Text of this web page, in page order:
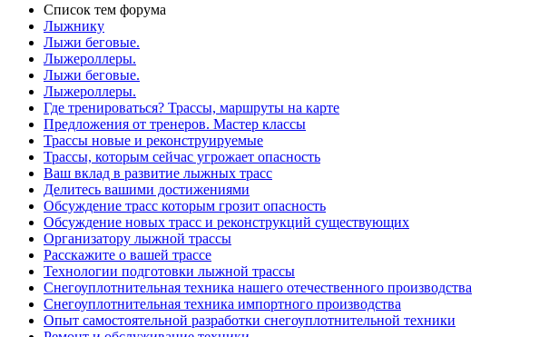
Список тем форума
Лыжнику
Лыжи беговые.
Лыжероллеры.
Лыжи беговые.
Лыжероллеры.
Где тренироваться? Трассы, маршруты на карте
Предложения от тренеров. Мастер классы
Трассы новые и реконструируемые
Трассы, которым сейчас угрожает опасность
Ваш вклад в развитие лыжных трасс
Делитесь вашими достижениями
Обсуждение трасс которым грозит опасность
Обсуждение новых трасс и реконструкций существующих
Организатору лыжной трассы
Расскажите о вашей трассе
Технологии подготовки лыжной трассы
Снегоуплотнительная техника нашего отечественного производства
Снегоуплотнительная техника импортного производства
Опыт самостоятельной разработки снегоуплотнительной техники